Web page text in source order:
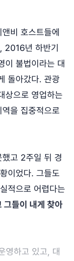
비 호스트들에
2016년 하반기
이 불법이라는 대
돌아갔다. 관광
상으로 영업하는
을 집중적으로
고 2주일 뒤 경
이었다. 그들도
적으로 어렵다는
그들이 내게 찾아
영하고 있고, 대